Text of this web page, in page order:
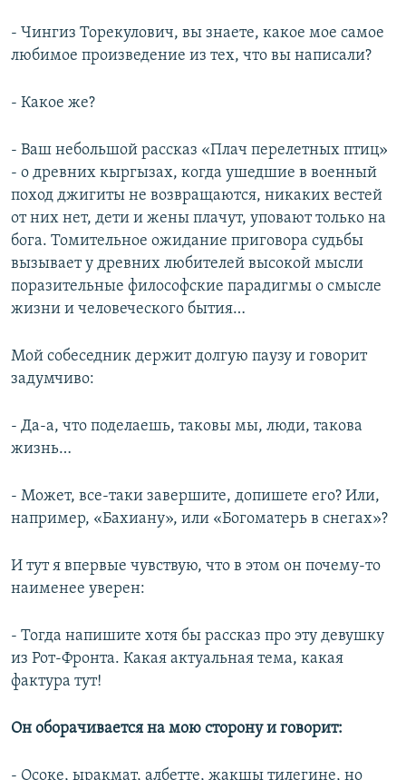
- Чингиз Торекулович, вы знаете, какое мое самое
любимое произведение из тех, что вы написали?
- Какое же?
- Ваш небольшой рассказ «Плач перелетных птиц»
- о древних кыргызах, когда ушедшие в военный
поход джигиты не возвращаются, никаких вестей
от них нет, дети и жены плачут, уповают только на
бога. Томительное ожидание приговора судьбы
вызывает у древних любителей высокой мысли
поразительные философские парадигмы о смысле
жизни и человеческого бытия…
Мой собеседник держит долгую паузу и говорит
задумчиво:
- Да-а, что поделаешь, таковы мы, люди, такова
жизнь…
- Может, все-таки завершите, допишете его? Или,
например, «Бахиану», или «Богоматерь в снегах»?
И тут я впервые чувствую, что в этом он почему-то
наименее уверен:
- Тогда напишите хотя бы рассказ про эту девушку
из Рот-Фронта. Какая актуальная тема, какая
фактура тут!
Он оборачивается на мою сторону и говорит:
- Осоке, ыракмат, албетте, жакшы тилегине, но